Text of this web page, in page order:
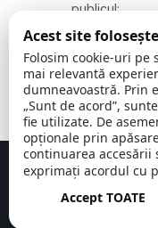
publicul:
08:00 -
16:30
, vineri:
08:00 -
14:00
Comuna Cerchezu ©
Concept realizat de
Acest site
Folosim cookie-uri
mai relevantă
dumneavoastră. Prin
„Sunt de acord”,
fie utilizate. De
opționale prin
continuarea accesării
exprimați acordul cu
Accept TOATE